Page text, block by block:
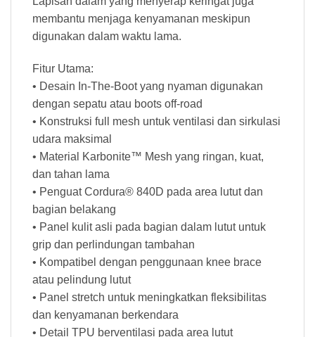
membantu menjaga kenyamanan meskipun
digunakan dalam waktu lama.
Fitur Utama:
• Desain In-The-Boot yang nyaman digunakan
dengan sepatu atau boots off-road
• Konstruksi full mesh untuk ventilasi dan sirkulasi
udara maksimal
• Material Karbonite™ Mesh yang ringan, kuat,
dan tahan lama
• Penguat Cordura® 840D pada area lutut dan
bagian belakang
• Panel kulit asli pada bagian dalam lutut untuk
grip dan perlindungan tambahan
• Kompatibel dengan penggunaan knee brace
atau pelindung lutut
• Panel stretch untuk meningkatkan fleksibilitas
dan kenyamanan berkendara
• Detail TPU berventilasi pada area lutut